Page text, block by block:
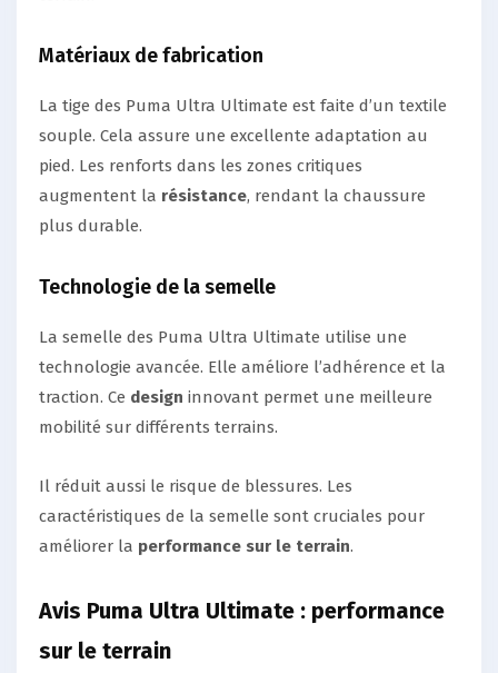
Matériaux de fabrication
La tige des Puma Ultra Ultimate est faite d’un textile
souple. Cela assure une excellente adaptation au
pied. Les renforts dans les zones critiques
augmentent la résistance, rendant la chaussure
plus durable.
Technologie de la semelle
La semelle des Puma Ultra Ultimate utilise une
technologie avancée. Elle améliore l’adhérence et la
traction. Ce design innovant permet une meilleure
mobilité sur différents terrains.
Il réduit aussi le risque de blessures. Les
caractéristiques de la semelle sont cruciales pour
améliorer la performance sur le terrain.
Avis Puma Ultra Ultimate : performance
sur le terrain